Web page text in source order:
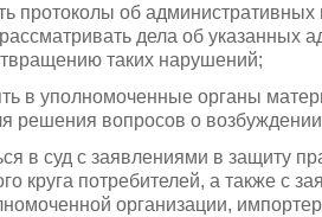
протоколы об
дела об
таких нарушений;
в уполномоченные органы
решения вопросов о
в суд с заявлениями в защиту
круга потребителей, а также с
организации,